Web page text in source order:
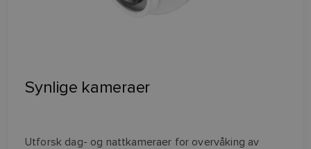
Synlige kameraer
Utforsk dag- og nattkameraer for overvåking av